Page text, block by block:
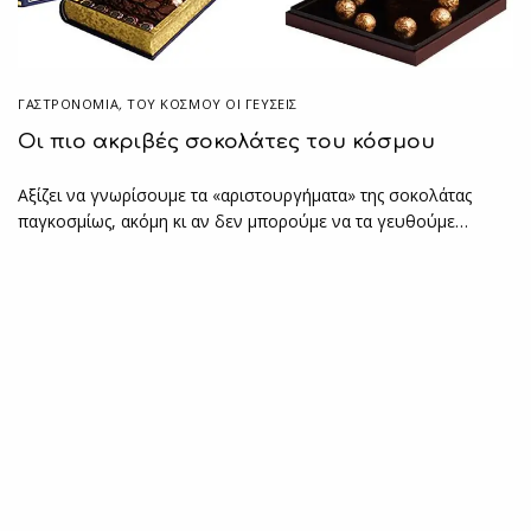
ΓΑΣΤΡΟΝΟΜΙΑ,ΤΟΥ ΚΌΣΜΟΥ ΟΙ ΓΕΎΣΕΙΣ
Οι πιο ακριβές σοκολάτες του κόσμου
Αξίζει να γνωρίσουμε τα «αριστουργήματα» της σοκολάτας
παγκοσμίως, ακόμη κι αν δεν μπορούμε να τα γευθούμε…